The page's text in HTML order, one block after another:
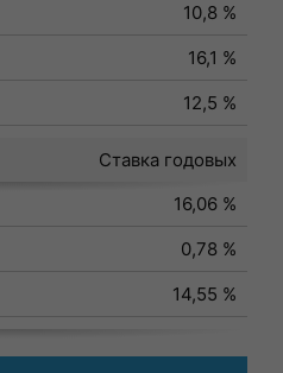
10,8 %
16,1 %
12,5 %
Ставка годовых
16,06 %
0,78 %
14,55 %